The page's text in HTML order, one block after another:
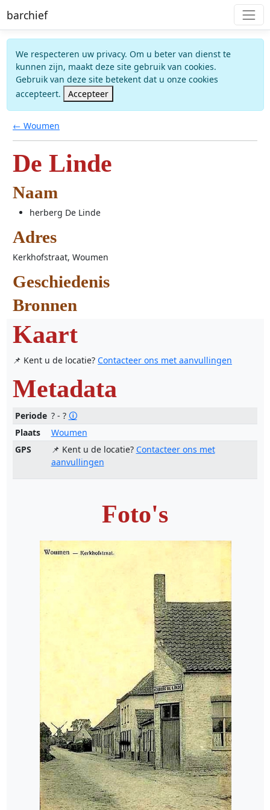
barchief
We respecteren uw privacy. Om u beter van dienst te
kunnen zijn, maakt deze site gebruik van cookies.
Gebruik van deze site betekent dat u onze cookies
accepteert.
Accepteer
← Woumen
De Linde
Naam
herberg De Linde
Adres
Kerkhofstraat, Woumen
Geschiedenis
Bronnen
Kaart
📌 Kent u de locatie? Contacteer ons met aanvullingen
Metadata
Periode ? - ? 🛈
Plaats
Woumen
GPS
📌 Kent u de locatie? Contacteer ons met
aanvullingen
Foto's